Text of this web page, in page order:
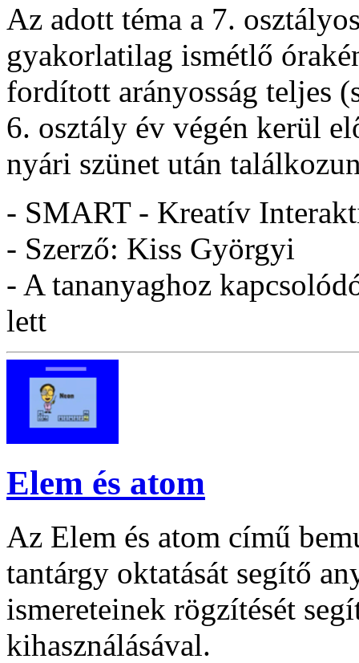
Az adott téma a 7.
gyakorlatilag ismétlő
fordított arányosság teljes
6. osztály év végén kerül
nyári szünet után
- SMART - Kreatív
- Szerző: Kiss Györgyi
- A tananyaghoz
lett
Elem és atom
Az Elem és atom című
tantárgy oktatását segítő
ismereteinek rögzítését
kihasználásával.